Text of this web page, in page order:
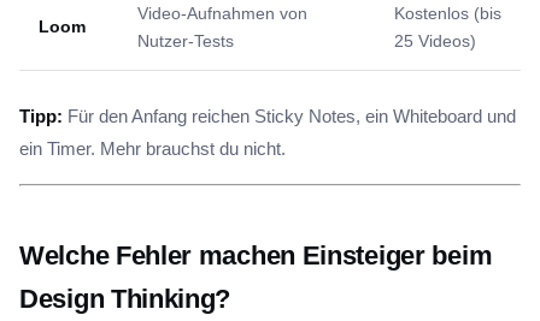
Loom
Video-Aufnahmen von
Nutzer-Tests
Kostenlos (bis
25 Videos)
Tipp: Für den Anfang reichen Sticky Notes, ein Whiteboard und
ein Timer. Mehr brauchst du nicht.
Welche Fehler machen Einsteiger beim
Design Thinking?